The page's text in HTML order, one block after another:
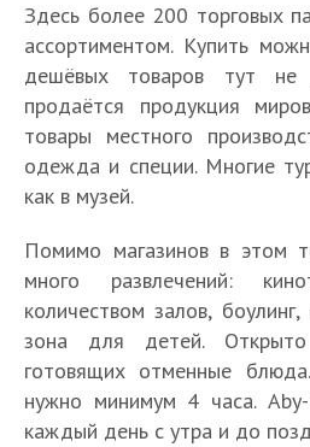
Здесь более 200 торговых
ассортиментом. Купить
дешёвых товаров тут
продаётся продукция
товары местного
одежда и специи. Многие
как в музей.
Помимо магазинов в этом
много развлечений:
количеством залов,
зона для детей. Открыто
готовящих отменные
нужно минимум 4 часа.
каждый день с утра и до